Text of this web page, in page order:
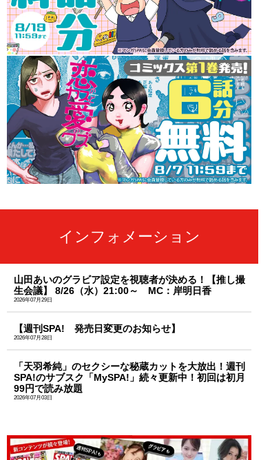
インフォメーション
山田あいのグラビア設定を視聴者が決める！【推し撮
生会議】 8/26（水）21:00～ MC：岸明日香
2026年07月29日
【週刊SPA! 発売日変更のお知らせ】
2026年07月28日
「天羽希純」のセクシーな秘蔵カットを大放出！週刊
SPA!のサブスク「MySPA!」続々更新中！初回は初月
99円で読み放題
2026年07月03日